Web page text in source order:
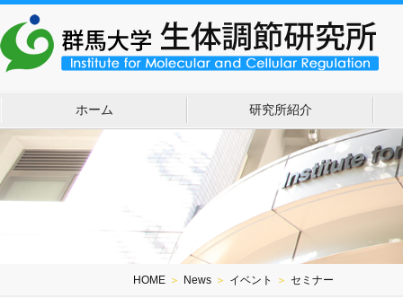
ホーム 研究所紹介
HOME ＞ News ＞ イベント ＞ セミナー